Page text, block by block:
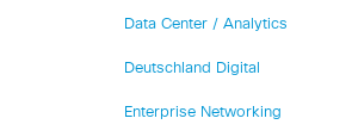
Data Center / Analytics
Deutschland Digital
Enterprise Networking